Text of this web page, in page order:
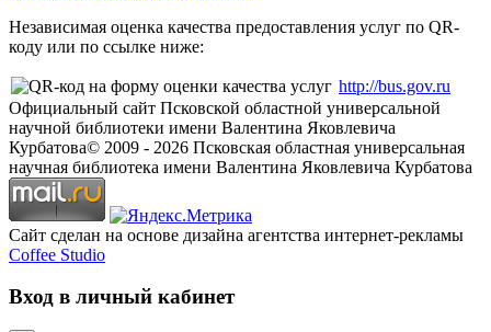
Независимая оценка качества предоставления услуг по QR-
коду или по ссылке ниже:
http://bus.gov.ru
Официальный сайт Псковской областной универсальной
научной библиотеки имени Валентина Яковлевича
Курбатова© 2009 - 2026 Псковская областная универсальная
научная библиотека имени Валентина Яковлевича Курбатова
Сайт сделан на основе дизайна агентства интернет-рекламы
Coffee Studio
Вход в личный кабинет